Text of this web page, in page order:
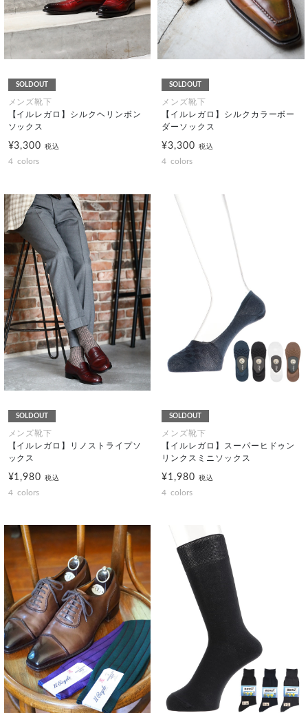
SOLDOUT
メンズ靴下
【イルレガロ】シルクヘリンボン
ソックス
¥3,300税込
4 colors
SOLDOUT
メンズ靴下
【イルレガロ】シルクカラーボー
ダーソックス
¥3,300 税込
4 colors
SOLDOUT
メンズ靴下
【イルレガロ】リノストライプソ
ックス
¥1,980税込
4 colors
SOLDOUT
メンズ靴下
【イルレガロ】スーパーヒドゥン
リンクスミニソックス
¥1,980 税込
4 colors